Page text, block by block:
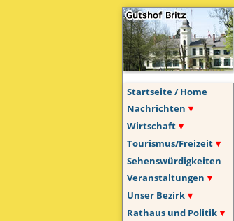
Startseite / Home
Nachrichten
Wirtschaft
Tourismus/Freizeit
Sehenswürdigkeiten
Veranstaltungen
Unser Bezirk
Rathaus und Politik